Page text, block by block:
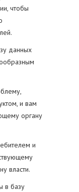
чтобы
данных
и вам
органу
и
власти.
в базу